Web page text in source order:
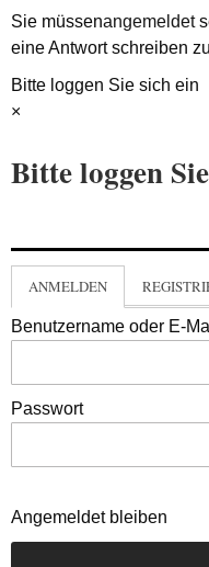
Sie müssenangemeldet
eine Antwort schreiben
Bitte loggen Sie sich ein
×
Bitte loggen
ANMELDEN
Benutzername oder E-
Passwort
Angemeldet bleiben